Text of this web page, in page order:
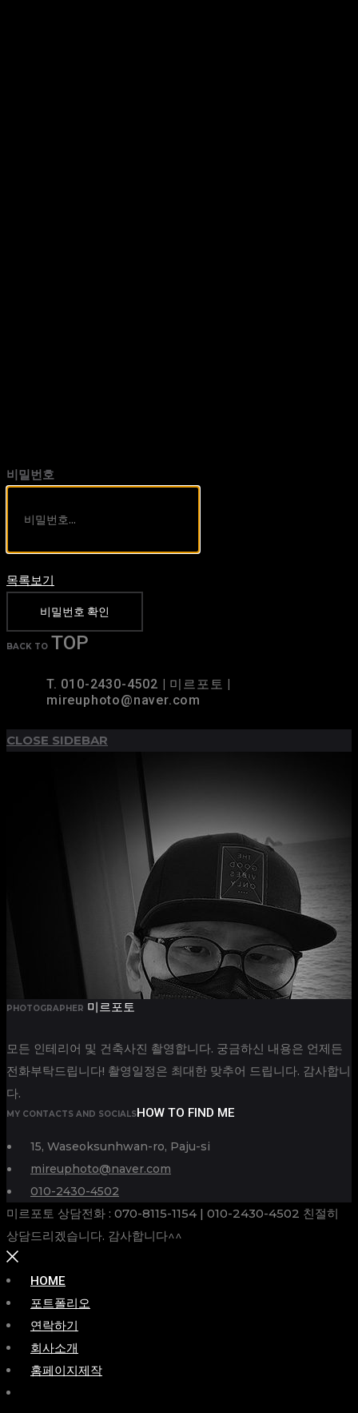
비밀번호
목록보기
비밀번호 확인
BACK TO TOP
T. 010-2430-4502 | 미르포토 |
mireuphoto@naver.com
CLOSE SIDEBAR
PHOTOGRAPHER 미르포토
모든 인테리어 및 건축사진 촬영합니다. 궁금하신 내용은 언제든
전화부탁드립니다! 촬영일정은 최대한 맞추어 드립니다. 감사합니
다.
MY CONTACTS AND SOCIALSHOW TO FIND ME
15, Waseoksunhwan-ro, Paju-si
mireuphoto@naver.com
010-2430-4502
미르포토 상담전화 : 070-8115-1154 | 010-2430-4502 친절히
상담드리겠습니다. 감사합니다^^
HOME
포트폴리오
연락하기
회사소개
홈페이지제작